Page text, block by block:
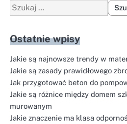
Szukaj:
Ostatnie wpisy
Jakie są najnowsze trendy w
Jakie są zasady prawidłowego
Jak przygotować beton do
Jakie są różnice między domem
murowanym
Jakie znaczenie ma klasa